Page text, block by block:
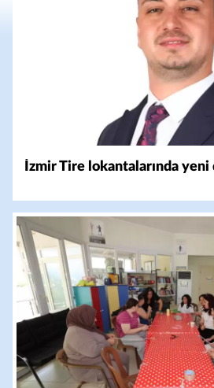
İzmir Tire lokantalarında yeni